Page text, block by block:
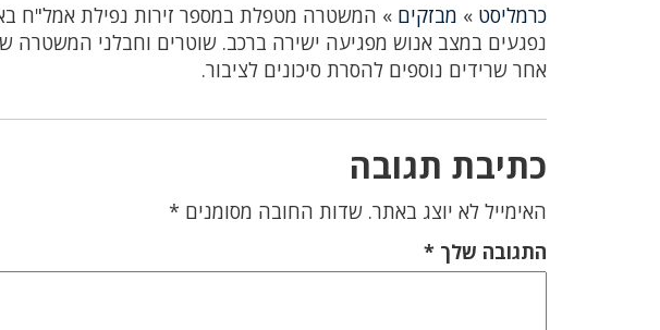
כרמליסט » מבזקים » המשטרה מטפלת במספר זירות נפילת אמל"ח
נפגעים במצב אנוש מפגיעה ישירה ברכב. שוטרים וחבלני המשטרה
אחר שרידים נוספים להסרת סיכונים לציבור.
כתיבת תגובה
האימייל לא יוצג באתר. שדות החובה מסומנים *
התגובה שלך*